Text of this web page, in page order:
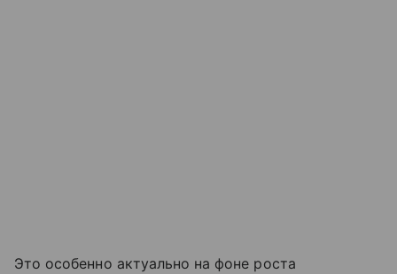
Это особенно актуально на фоне роста